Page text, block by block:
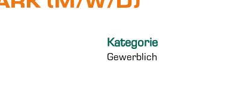
Kategorie
Gewerblich